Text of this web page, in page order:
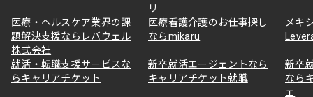
リ
医療・ヘルスケア業界の課
題解決支援ならレバウェル
株式会社
医療看護介護のお仕事探し
ならmikaru
メキ
就活・転職支援サービスな
らキャリアチケット
新卒就活エージェントなら
キャリアチケット就職
新卒
なら
ェ